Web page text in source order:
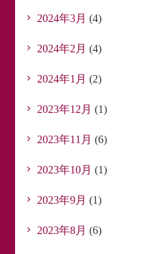
2024年3月 (4)
2024年2月 (4)
2024年1月 (2)
2023年12月 (1)
2023年11月 (6)
2023年10月 (1)
2023年9月 (1)
2023年8月 (6)